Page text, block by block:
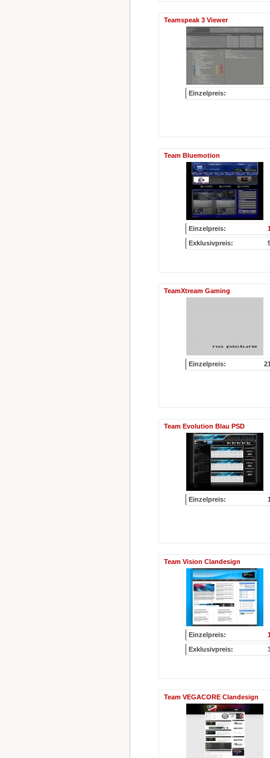
Teamspeak 3 Viewer
Einzelpreis:
Team Bluemotion
Einzelpreis:
Exklusivpreis:
TeamXtream Gaming
Einzelpreis:
Team Evolution Blau PSD
Einzelpreis:
Team Vision Clandesign
Einzelpreis:
Exklusivpreis:
Team VEGACORE Clandesign